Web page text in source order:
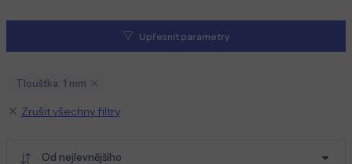
Upřesnit parametry
Tloušťka: 1 mm
Zrušit všechny filtry
Od nejlevnějšího